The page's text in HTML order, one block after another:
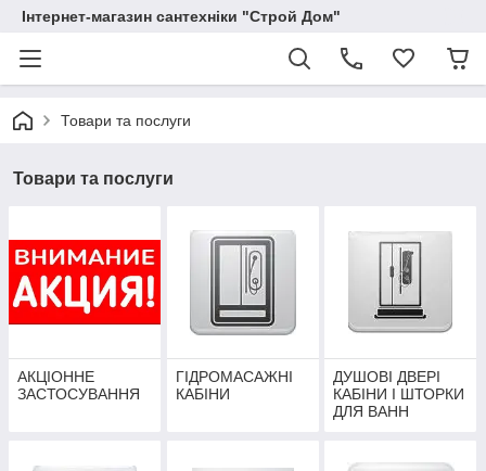
Інтернет-магазин сантехніки "Строй Дом"
Товари та послуги
Товари та послуги
АКЦІОННЕ
ЗАСТОСУВАННЯ
ГІДРОМАСАЖНІ
КАБІНИ
ДУШОВІ ДВЕРІ
КАБІНИ І ШТОРКИ
ДЛЯ ВАНН